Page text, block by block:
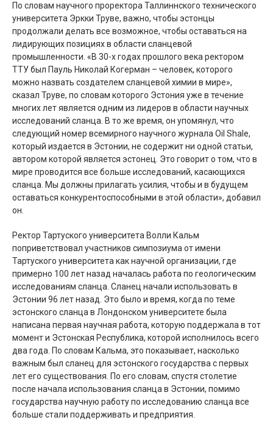
По словам научного проректора Таллиннского технического
университета Эркки Труве, важно, чтобы эстонцы
продолжали делать все возможное, чтобы оставаться на
лидирующих позициях в области сланцевой
промышленности. «В 30-х годах прошлого века ректором
ТТУ был Пауль Николай Когерман – человек, которого
можно назвать создателем сланцевой химии в мире»,
сказал Труве, по словам которого Эстония уже в течение
многих лет является одним из лидеров в области научных
исследований сланца. В то же время, он упомянул, что
следующий номер всемирного научного журнала Oil Shale,
который издается в Эстонии, не содержит ни одной статьи,
автором которой является эстонец. Это говорит о том, что в
мире проводится все больше исследований, касающихся
сланца. Мы должны прилагать усилия, чтобы и в будущем
оставаться конкурентоспособными в этой области», добавил
он.
Ректор Тартуского университета Волли Кальм
поприветствовал участников симпозиума от имени
Тартуского университета как научной организации, где
примерно 100 лет назад началась работа по геологическим
исследованиям сланца. Сланец начали использовать в
Эстонии 96 лет назад. Это было и время, когда по теме
эстонского сланца в Лондонском университете была
написана первая научная работа, которую поддержала в тот
момент и Эстонская Республика, которой исполнилось всего
два года. По словам Кальма, это показывает, насколько
важным был сланец для эстонского государства с первых
лет его существования. По его словам, спустя столетие
после начала использования сланца в Эстонии, помимо
государства научную работу по исследованию сланца все
больше стали поддерживать и предприятия.